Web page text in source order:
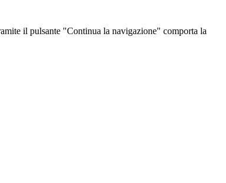
il pulsante "Continua la navigazione" comporta la